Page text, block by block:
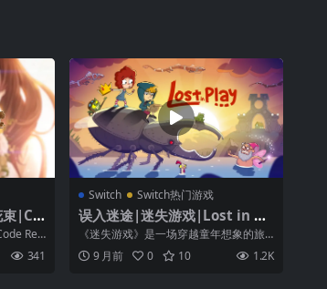
束|Co
Rai
Rea
341
Switch Switch热门游戏
误入迷途|迷失游戏|Lost in Pl
ay中文
《迷失游戏》是一场穿越童年想象的旅
程，一路充满精心设计的谜题和丰富多
彩的角色。扮...
9 月前 0 10 1.2K